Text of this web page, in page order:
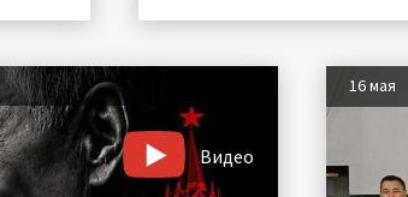
Видео
16 мая